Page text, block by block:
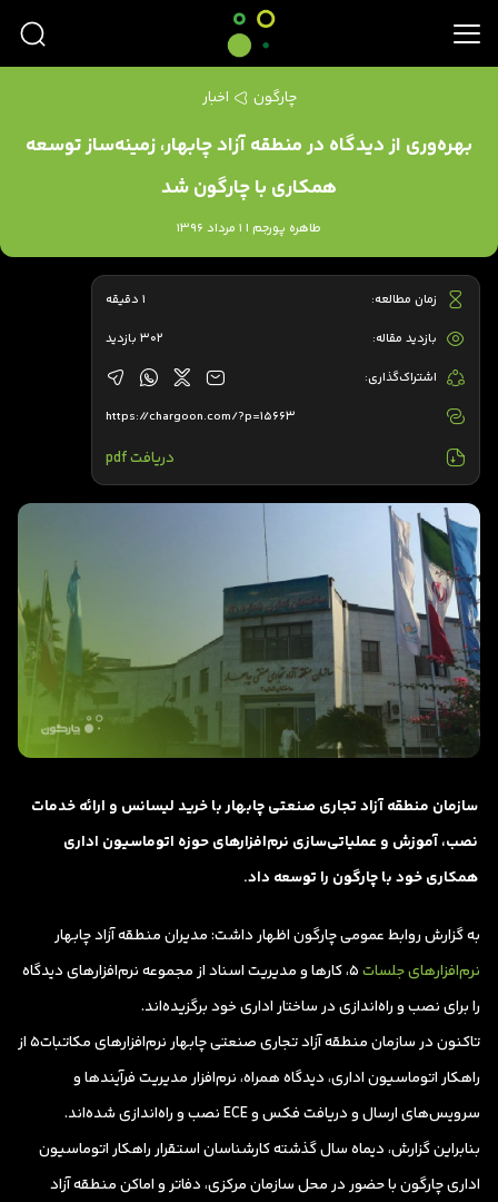
چارگون اخبار
بهره‌وری از دیدگاه در منطقه آزاد چابهار، زمینه‌ساز توسعه
همکاری با چارگون شد
طاهره پورجم | 1 مرداد 1396
سازمان منطقه آزاد تجاری صنعتی چابهار با خرید لیسانس و ارائه خدمات
نصب، آموزش و عملیاتی‌سازی نرم‌افزارهای حوزه اتوماسیون اداری
همکاری خود با چارگون را توسعه داد.
به گزارش روابط عمومی چارگون اظهار داشت: مدیران منطقه آزاد چابهار
نرم‌افزارهای جلسات
5، کارها و مدیریت اسناد از مجموعه نرم‌افزارهای دیدگاه
را برای نصب و راه‌اندازی در ساختار اداری خود برگزیده‌اند.
تاکنون در سازمان منطقه آزاد تجاری صنعتی چابهار نرم‌افزارهای مکاتبات۵ از
راهکار اتوماسیون اداری، دیدگاه همراه، نرم‌افزار مدیریت فرآیندها و
سرویس‌های ارسال و دریافت فکس و ECE نصب و راه‌اندازی شده‌اند.
بنابراین گزارش، دیماه سال گذشته کارشناسان استقرار راهکار اتوماسیون
اداری چارگون با حضور در محل سازمان مرکزی، دفاتر و اماکن منطقه آزاد
زمان مطالعه: 1 دقیقه
بازدید مقاله: 302 بازدید
اشتراک‌گذاری:
https://chargoon.com/?p=15663
دریافت pdf